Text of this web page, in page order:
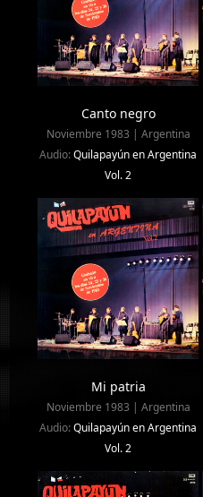
Canto negro
Noviembre 1983 | Argentina
Audio:Quilapayún en Argentina
Vol. 2
Mi patria
Noviembre 1983 | Argentina
Audio:Quilapayún en Argentina
Vol. 2